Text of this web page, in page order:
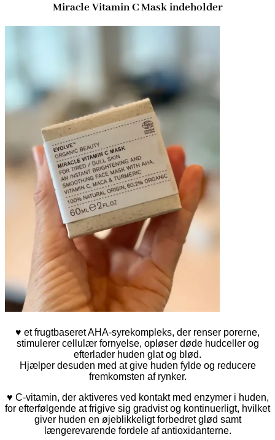
Miracle Vitamin C Mask indeholder
♥ et frugtbaseret AHA-syrekompleks, der renser porerne,
stimulerer cellulær fornyelse, opløser døde hudceller og
efterlader huden glat og blød.
Hjælper desuden med at give huden fylde og reducere
fremkomsten af rynker.
♥ C-vitamin, der aktiveres ved kontakt med enzymer i huden,
for efterfølgende at frigive sig gradvist og kontinuerligt, hvilket
giver huden en øjeblikkeligt forbedret glød samt
længerevarende fordele af antioxidanterne.